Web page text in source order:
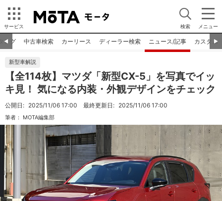
サービス 検索 メニュー
◀︎ ▶︎
ログ 中古車検索 カーリース ディーラー検索 ニュース/記事 カスタム
新型車解説
【全114枚】マツダ「新型CX-5」を写真でイッ
キ見！ 気になる内装・外観デザインをチェック
公開日: 2025/11/06 17:00 最終更新日: 2025/11/06 17:00
筆者： MOTA編集部